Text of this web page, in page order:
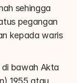
sehingga
pegangan
kepada waris
di bawah Akta
1955 atau